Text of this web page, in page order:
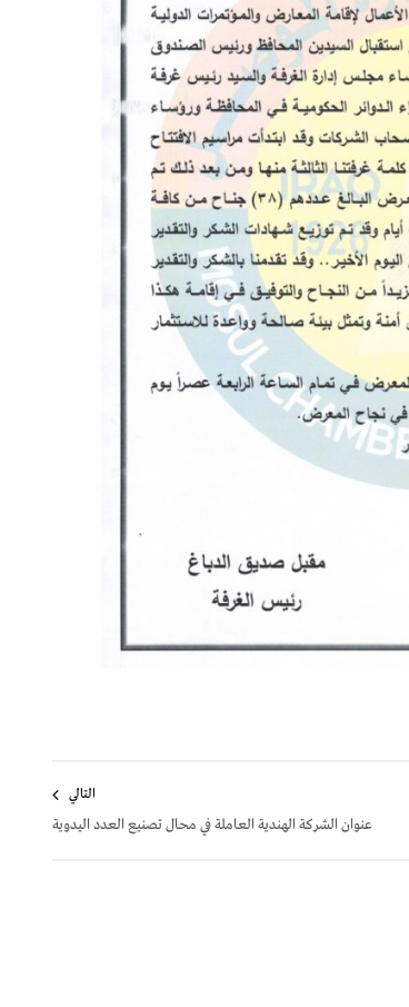
التالي
عنوان الشركة الهندية العاملة في محال تصنيع العدد اليدوية